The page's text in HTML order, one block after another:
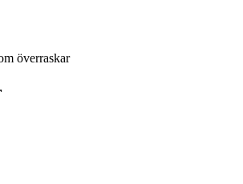
överraskar